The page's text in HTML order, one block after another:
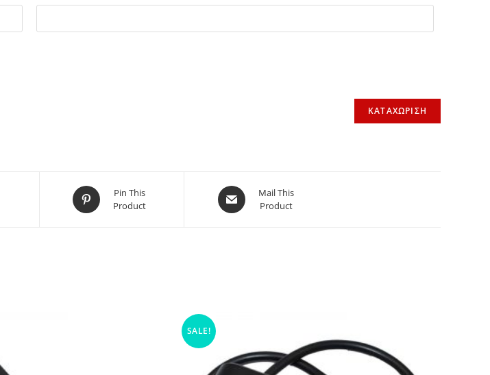
Pin This
Product
Mail This
Product
SALE!